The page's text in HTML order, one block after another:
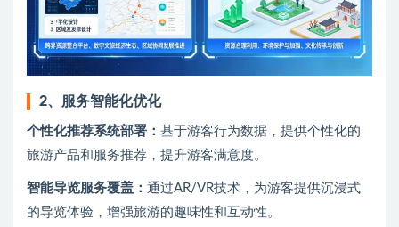
2、 服务智能化优化
个性化推荐系统部署： 基于游客行为数据，提供个性化的
旅游产品和服务推荐，提升游客满意度。
智能导览服务覆盖： 通过AR/VR技术，为游客提供沉浸式
的导览体验，增强旅游的趣味性和互动性。